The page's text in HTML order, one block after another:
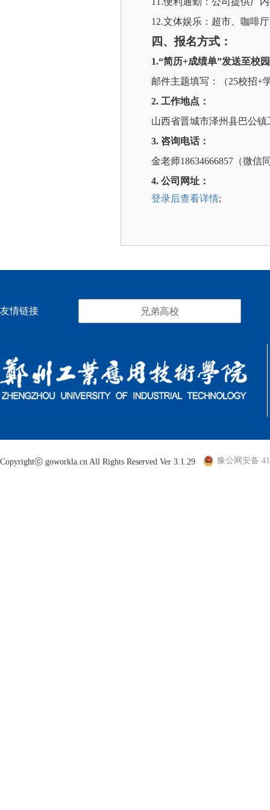
1 2.文体娱乐：超市、 咖啡
四、报名方式：
1.“简历+成绩单”发送至校园
邮件主题填写：（25校招+
2. 工作地点：
山西省晋城市泽州县巴公镇
3. 咨询电话：
金老师18634666857（微信
4. 公司网址：
登录后查看详情;
友情链接 兄弟高校
Copyrightⓒ goworkla.cn All Rights Reserved Ver 3.1.29 豫公网安备